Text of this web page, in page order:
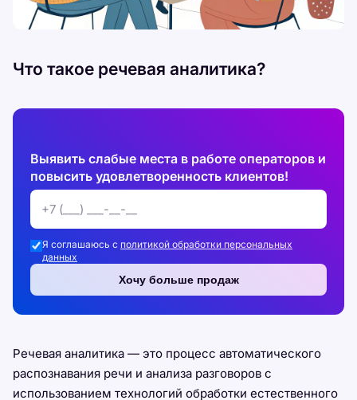
Что такое речевая аналитика?
Выявить слабые места в работе операторов и
повысить удовлетворенность клиентов!
Я соглашаюсь с политикой обработки персональных
данных
Хочу больше продаж
Речевая аналитика — это процесс автоматического
распознавания речи и анализа разговоров с
использованием технологий обработки естественного